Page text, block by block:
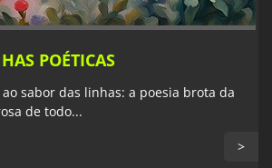
POÉTICAS
sabor das linhas: a poesia brota da
de todo...
>